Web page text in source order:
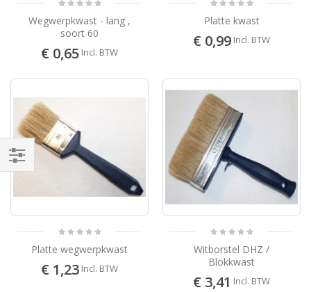
Wegwerpkwast - lang ,
soort 60
€ 0,65 Incl. BTW
Platte kwast
€ 0,99 Incl. BTW
Platte wegwerpkwast
€ 1,23 Incl. BTW
Witborstel DHZ /
Blokkwast
€ 3,41 Incl. BTW